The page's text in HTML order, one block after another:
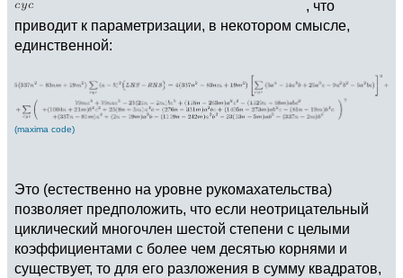
, что
приводит к параметризации, в некотором смысле,
единственной:
(maxima code)
Это (естественно на уровне рукомахательства)
позволяет предположить, что если неотрицательный
циклический многочлен шестой степени с целыми
коэффициентами с более чем десятью корнями и
существует, то для его разложения в сумму квадратов,